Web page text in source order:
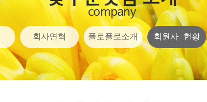
축하 화환
기업회원전용
동양란
서양란
꽃다발
꽃바구니
장미100송이
탁상용 화분
관엽 식물
회사연혁 플로플로소개 회원사 현황